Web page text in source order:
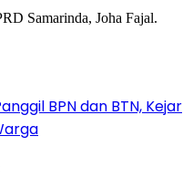
BPN dan BTN, Kejar